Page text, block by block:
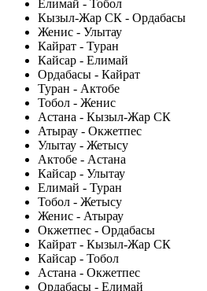
Елимай - Тобол
Кызыл-Жар СК - Ордабасы
Женис - Улытау
Кайрат - Туран
Кайсар - Елимай
Ордабасы - Кайрат
Туран - Актобе
Тобол - Женис
Астана - Кызыл-Жар СК
Атырау - Окжетпес
Улытау - Жетысу
Актобе - Астана
Кайсар - Улытау
Елимай - Туран
Тобол - Жетысу
Женис - Атырау
Окжетпес - Ордабасы
Кайрат - Кызыл-Жар СК
Кайсар - Тобол
Астана - Окжетпес
Ордабасы - Елимай